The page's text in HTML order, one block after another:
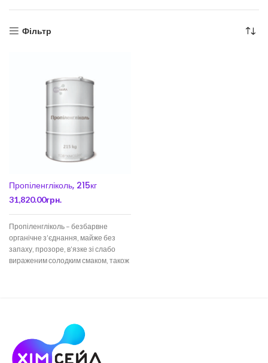
Фільтр
Пропіленгліколь, 215кг
31,820.00грн.
Пропіленгліколь – безбарвне
органічне з’єднання, майже без
запаху, прозоре, в’язке зі слабо
вираженим солодким смаком, також